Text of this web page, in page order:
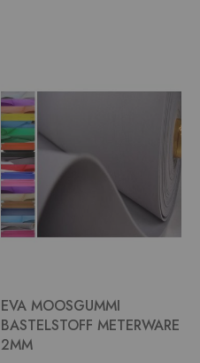
EVA MOOSGUMMI
BASTELSTOFF METERWARE
2MM